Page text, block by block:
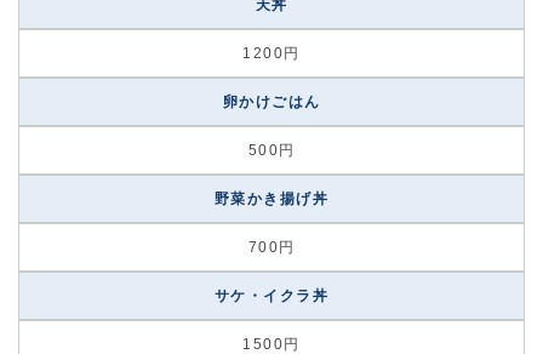
天丼
1200円
卵かけごはん
500円
野菜かき揚げ丼
700円
サケ・イクラ丼
1500円